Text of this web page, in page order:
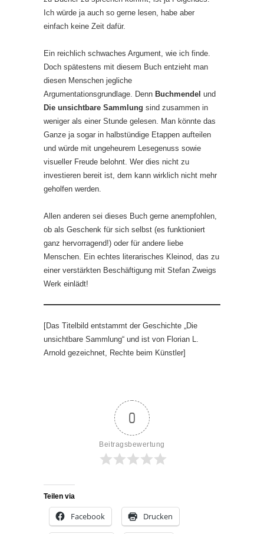
Ich würde ja auch so gerne lesen, habe aber
einfach keine Zeit dafür.
Ein reichlich schwaches Argument, wie ich finde.
Doch spätestens mit diesem Buch entzieht man
diesen Menschen jegliche
Argumentationsgrundlage. Denn Buchmendel und
Die unsichtbare Sammlung sind zusammen in
weniger als einer Stunde gelesen. Man könnte das
Ganze ja sogar in halbstündige Etappen aufteilen
und würde mit ungeheurem Lesegenuss sowie
visueller Freude belohnt. Wer dies nicht zu
investieren bereit ist, dem kann wirklich nicht mehr
geholfen werden.
Allen anderen sei dieses Buch gerne anempfohlen,
ob als Geschenk für sich selbst (es funktioniert
ganz hervorragend!) oder für andere liebe
Menschen. Ein echtes literarisches Kleinod, das zu
einer verstärkten Beschäftigung mit Stefan Zweigs
Werk einlädt!
[Das Titelbild entstammt der Geschichte „Die
unsichtbare Sammlung“ und ist von Florian L.
Arnold gezeichnet, Rechte beim Künstler]
0
Beitragsbewertung
Teilen via
Facebook Drucken